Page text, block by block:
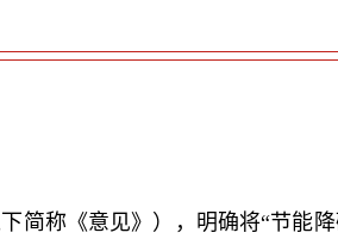
简称《意见》），明确将“节能